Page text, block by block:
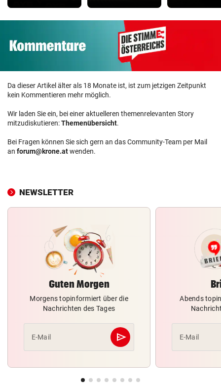
Da dieser Artikel älter als 18 Monate ist, ist zum jetzigen Zeitpunkt
kein Kommentieren mehr möglich.
Wir laden Sie ein, bei einer aktuelleren themenrelevanten Story
mitzudiskutieren:Themenübersicht.
Bei Fragen können Sie sich gern an das Community-Team per Mail
an forum@krone.atwenden.
NEWSLETTER
Guten Morgen
Morgens topinformiert über die
Nachrichten des Tages
E-Mail send
Abschicken
Abends
E-Mail